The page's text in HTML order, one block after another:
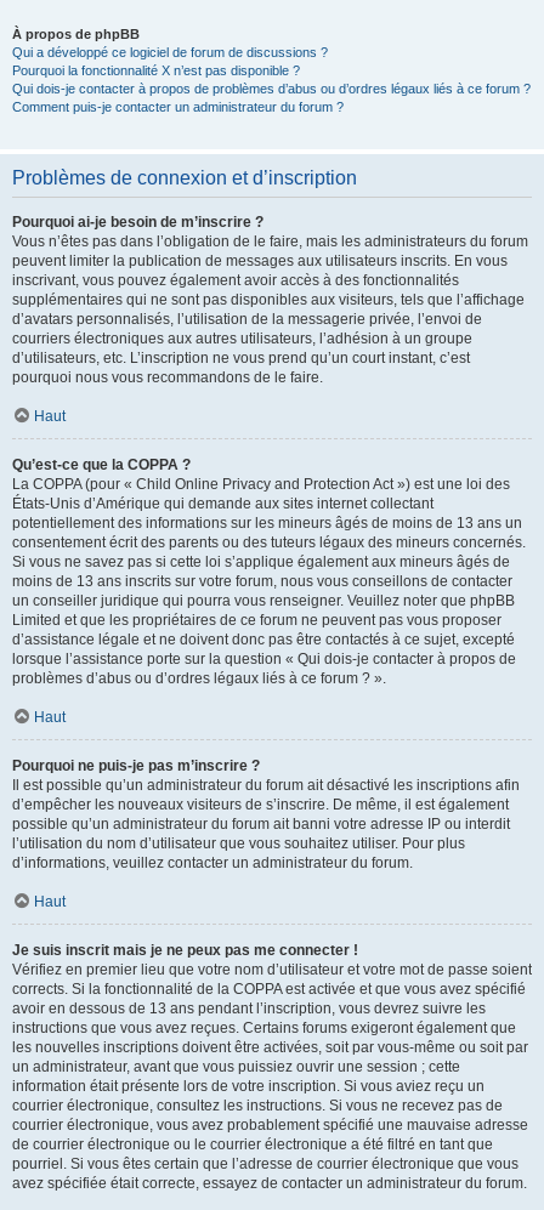
À propos de phpBB
Qui a développé ce logiciel de forum de discussions ?
Pourquoi la fonctionnalité X n’est pas disponible ?
Qui dois-je contacter à propos de problèmes d’abus ou d’ordres légaux liés à ce forum ?
Comment puis-je contacter un administrateur du forum ?
Problèmes de connexion et d’inscription
Pourquoi ai-je besoin de m’inscrire ?
Vous n’êtes pas dans l’obligation de le faire, mais les administrateurs du forum
peuvent limiter la publication de messages aux utilisateurs inscrits. En vous
inscrivant, vous pouvez également avoir accès à des fonctionnalités
supplémentaires qui ne sont pas disponibles aux visiteurs, tels que l’affichage
d’avatars personnalisés, l’utilisation de la messagerie privée, l’envoi de
courriers électroniques aux autres utilisateurs, l’adhésion à un groupe
d’utilisateurs, etc. L’inscription ne vous prend qu’un court instant, c’est
pourquoi nous vous recommandons de le faire.
Haut
Qu’est-ce que la COPPA ?
La COPPA (pour « Child Online Privacy and Protection Act ») est une loi des
États-Unis d’Amérique qui demande aux sites internet collectant
potentiellement des informations sur les mineurs âgés de moins de 13 ans un
consentement écrit des parents ou des tuteurs légaux des mineurs concernés.
Si vous ne savez pas si cette loi s’applique également aux mineurs âgés de
moins de 13 ans inscrits sur votre forum, nous vous conseillons de contacter
un conseiller juridique qui pourra vous renseigner. Veuillez noter que phpBB
Limited et que les propriétaires de ce forum ne peuvent pas vous proposer
d’assistance légale et ne doivent donc pas être contactés à ce sujet, excepté
lorsque l’assistance porte sur la question « Qui dois-je contacter à propos de
problèmes d’abus ou d’ordres légaux liés à ce forum ? ».
Haut
Pourquoi ne puis-je pas m’inscrire ?
Il est possible qu’un administrateur du forum ait désactivé les inscriptions afin
d’empêcher les nouveaux visiteurs de s’inscrire. De même, il est également
possible qu’un administrateur du forum ait banni votre adresse IP ou interdit
l’utilisation du nom d’utilisateur que vous souhaitez utiliser. Pour plus
d’informations, veuillez contacter un administrateur du forum.
Haut
Je suis inscrit mais je ne peux pas me connecter !
Vérifiez en premier lieu que votre nom d’utilisateur et votre mot de passe soient
corrects. Si la fonctionnalité de la COPPA est activée et que vous avez spécifié
avoir en dessous de 13 ans pendant l’inscription, vous devrez suivre les
instructions que vous avez reçues. Certains forums exigeront également que
les nouvelles inscriptions doivent être activées, soit par vous-même ou soit par
un administrateur, avant que vous puissiez ouvrir une session ; cette
information était présente lors de votre inscription. Si vous aviez reçu un
courrier électronique, consultez les instructions. Si vous ne recevez pas de
courrier électronique, vous avez probablement spécifié une mauvaise adresse
de courrier électronique ou le courrier électronique a été filtré en tant que
pourriel. Si vous êtes certain que l’adresse de courrier électronique que vous
avez spécifiée était correcte, essayez de contacter un administrateur du forum.